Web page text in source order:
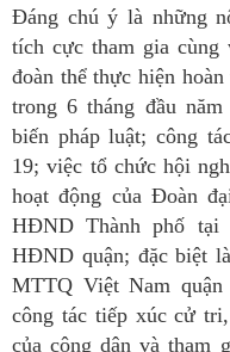
Đáng chú ý là những
tích cực tham gia cùng
đoàn thể thực hiện
trong 6 tháng đầu
biến pháp luật; công
19; việc tổ chức hội
hoạt động của Đoàn
HĐND Thành phố tại
HĐND quận; đặc biệt
MTTQ Việt Nam
công tác tiếp xúc cử
của công dân và tham